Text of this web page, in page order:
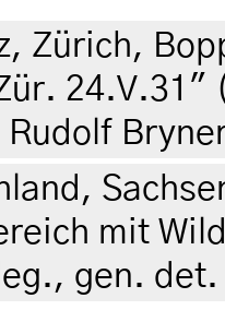
Zürich,
24.V.31"
Rudolf
mit
gen.